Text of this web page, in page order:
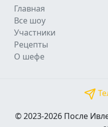
Главная
Все шоу
Участники
Рецепты
О шефе
© 2023-2026 После